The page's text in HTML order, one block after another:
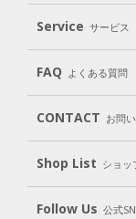
パッケー
Laundry
Body（ボディ）
Goods
Service サービス
User
FAQ よくある質問
CONTACT お問
Shop List ショッ
Follow Us 公式